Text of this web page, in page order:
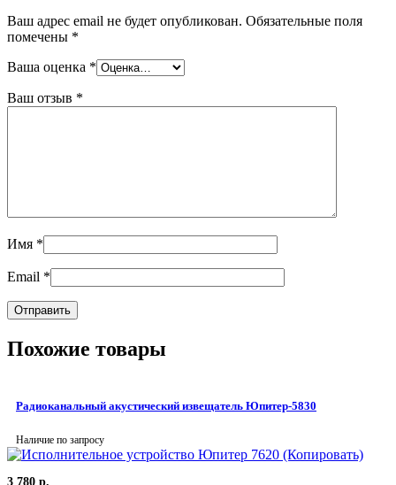
Ваш адрес email не будет опубликован. Обязательные поля
помечены *
Ваша оценка *
Ваш отзыв *
Имя *
Email *
Похожие товары
Радиоканальный акустический извещатель Юпитер-5830
Наличие по запросу
3 780 р.